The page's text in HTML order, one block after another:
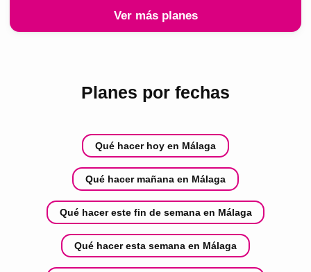
Ver más planes
Planes por fechas
Qué hacer hoy en Málaga
Qué hacer mañana en Málaga
Qué hacer este fin de semana en Málaga
Qué hacer esta semana en Málaga